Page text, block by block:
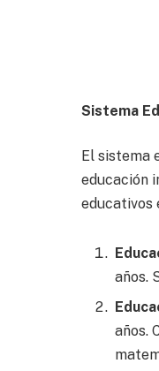
Sistema
El sistema
educación
educativos
años.
años.